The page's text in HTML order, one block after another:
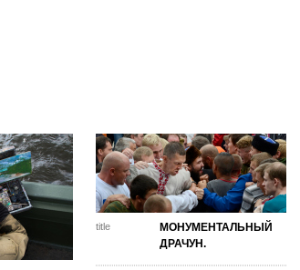
title
МОНУМЕНТАЛЬНЫЙ
ДРАЧУН.